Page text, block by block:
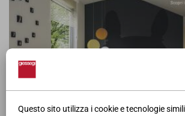
Questo sito utilizza i cookie e tecnologie